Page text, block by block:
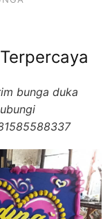
bunga duka